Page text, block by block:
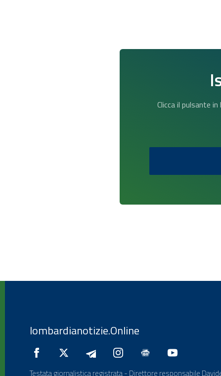
Clicca il pulsante
lombardianotizie.Online
Testata giornalistica registrata - Direttore responsabile